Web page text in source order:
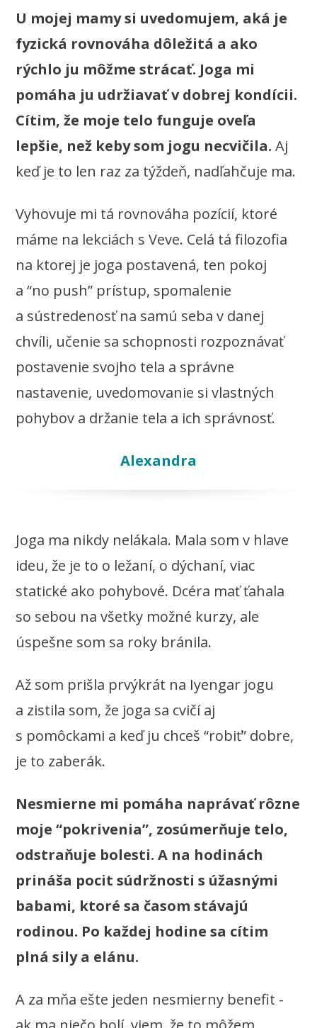
U mojej mamy si uvedomujem, aká je
fyzická rovnováha dôležitá a ako
rýchlo ju môžme strácať. Joga mi
pomáha ju udržiavať v dobrej kondícii.
Cítim, že moje telo funguje oveľa
lepšie, než keby som jogu necvičila. Aj
keď je to len raz za týždeň, nadľahčuje ma.
Vyhovuje mi tá rovnováha pozícií, ktoré
máme na lekciách s Veve. Celá tá filozofia
na ktorej je joga postavená, ten pokoj
a “no push” prístup, spomalenie
a sústredenosť na samú seba v danej
chvíli, učenie sa schopnosti rozpoznávať
postavenie svojho tela a správne
nastavenie, uvedomovanie si vlastných
pohybov a držanie tela a ich správnosť.
Alexandra
Joga ma nikdy nelákala. Mala som v hlave
ideu, že je to o ležaní, o dýchaní, viac
statické ako pohybové. Dcéra mať ťahala
so sebou na všetky možné kurzy, ale
úspešne som sa roky bránila.
Až som prišla prvýkrát na Iyengar jogu
a zistila som, že joga sa cvičí aj
s pomôckami a keď ju chceš “robiť” dobre,
je to zaberák.
Nesmierne mi pomáha naprávať rôzne
moje “pokrivenia”, zosúmerňuje telo,
odstraňuje bolesti. A na hodinách
prináša pocit súdržnosti s úžasnými
babami, ktoré sa časom stávajú
rodinou. Po každej hodine sa cítim
plná sily a elánu.
A za mňa ešte jeden nesmierny benefit -